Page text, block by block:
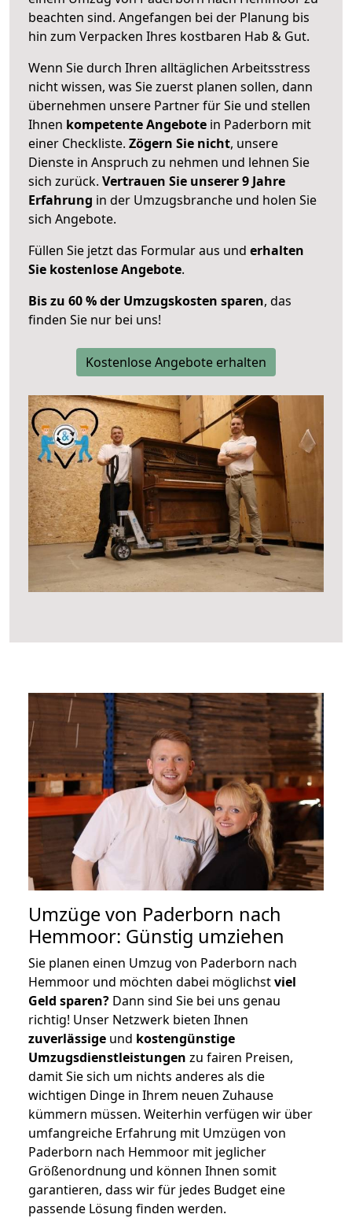
beachten sind. Angefangen bei der Planung bis
hin zum Verpacken Ihres kostbaren Hab & Gut.
Wenn Sie durch Ihren alltäglichen Arbeitsstress
nicht wissen, was Sie zuerst planen sollen, dann
übernehmen unsere Partner für Sie und stellen
Ihnen kompetente Angebote in Paderborn mit
einer Checkliste. Zögern Sie nicht, unsere
Dienste in Anspruch zu nehmen und lehnen Sie
sich zurück. Vertrauen Sie unserer 9 Jahre
Erfahrung in der Umzugsbranche und holen Sie
sich Angebote.
Füllen Sie jetzt das Formular aus und erhalten
Sie kostenlose Angebote.
Bis zu 60 % der Umzugskosten sparen, das
finden Sie nur bei uns!
Kostenlose Angebote erhalten
Umzüge von Paderborn nach
Hemmoor: Günstig umziehen
Sie planen einen Umzug von Paderborn nach
Hemmoor und möchten dabei möglichstviel
Geld sparen? Dann sind Sie bei uns genau
richtig! Unser Netzwerk bieten Ihnen
zuverlässige und kostengünstige
Umzugsdienstleistungen zu fairen Preisen,
damit Sie sich um nichts anderes als die
wichtigen Dinge in Ihrem neuen Zuhause
kümmern müssen. Weiterhin verfügen wir über
umfangreiche Erfahrung mit Umzügen von
Paderborn nach Hemmoor mit jeglicher
Größenordnung und können Ihnen somit
garantieren, dass wir für jedes Budget eine
passende Lösung finden werden.